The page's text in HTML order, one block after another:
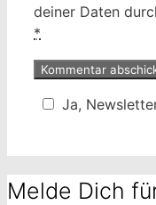
deiner Daten
*
Ja,
Melde Dich